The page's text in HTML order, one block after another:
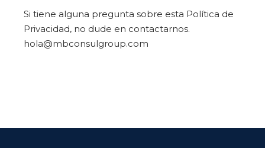
Si tiene alguna pregunta sobre esta Política de
Privacidad, no dude en contactarnos.
hola@mbconsulgroup.com